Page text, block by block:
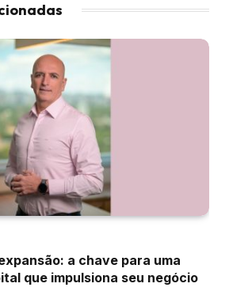
a chave para uma
que impulsiona seu negócio